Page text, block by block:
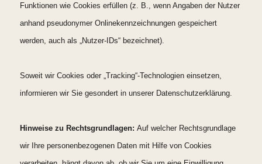
Funktionen wie Cookies erfüllen (z. B., wenn Angaben der Nutzer
anhand pseudonymer Onlinekennzeichnungen gespeichert
werden, auch als „Nutzer-IDs“ bezeichnet).
Soweit wir Cookies oder „Tracking“-Technologien einsetzen,
informieren wir Sie gesondert in unserer Datenschutzerklärung.
Hinweise zu Rechtsgrundlagen: Auf welcher Rechtsgrundlage
wir Ihre personenbezogenen Daten mit Hilfe von Cookies